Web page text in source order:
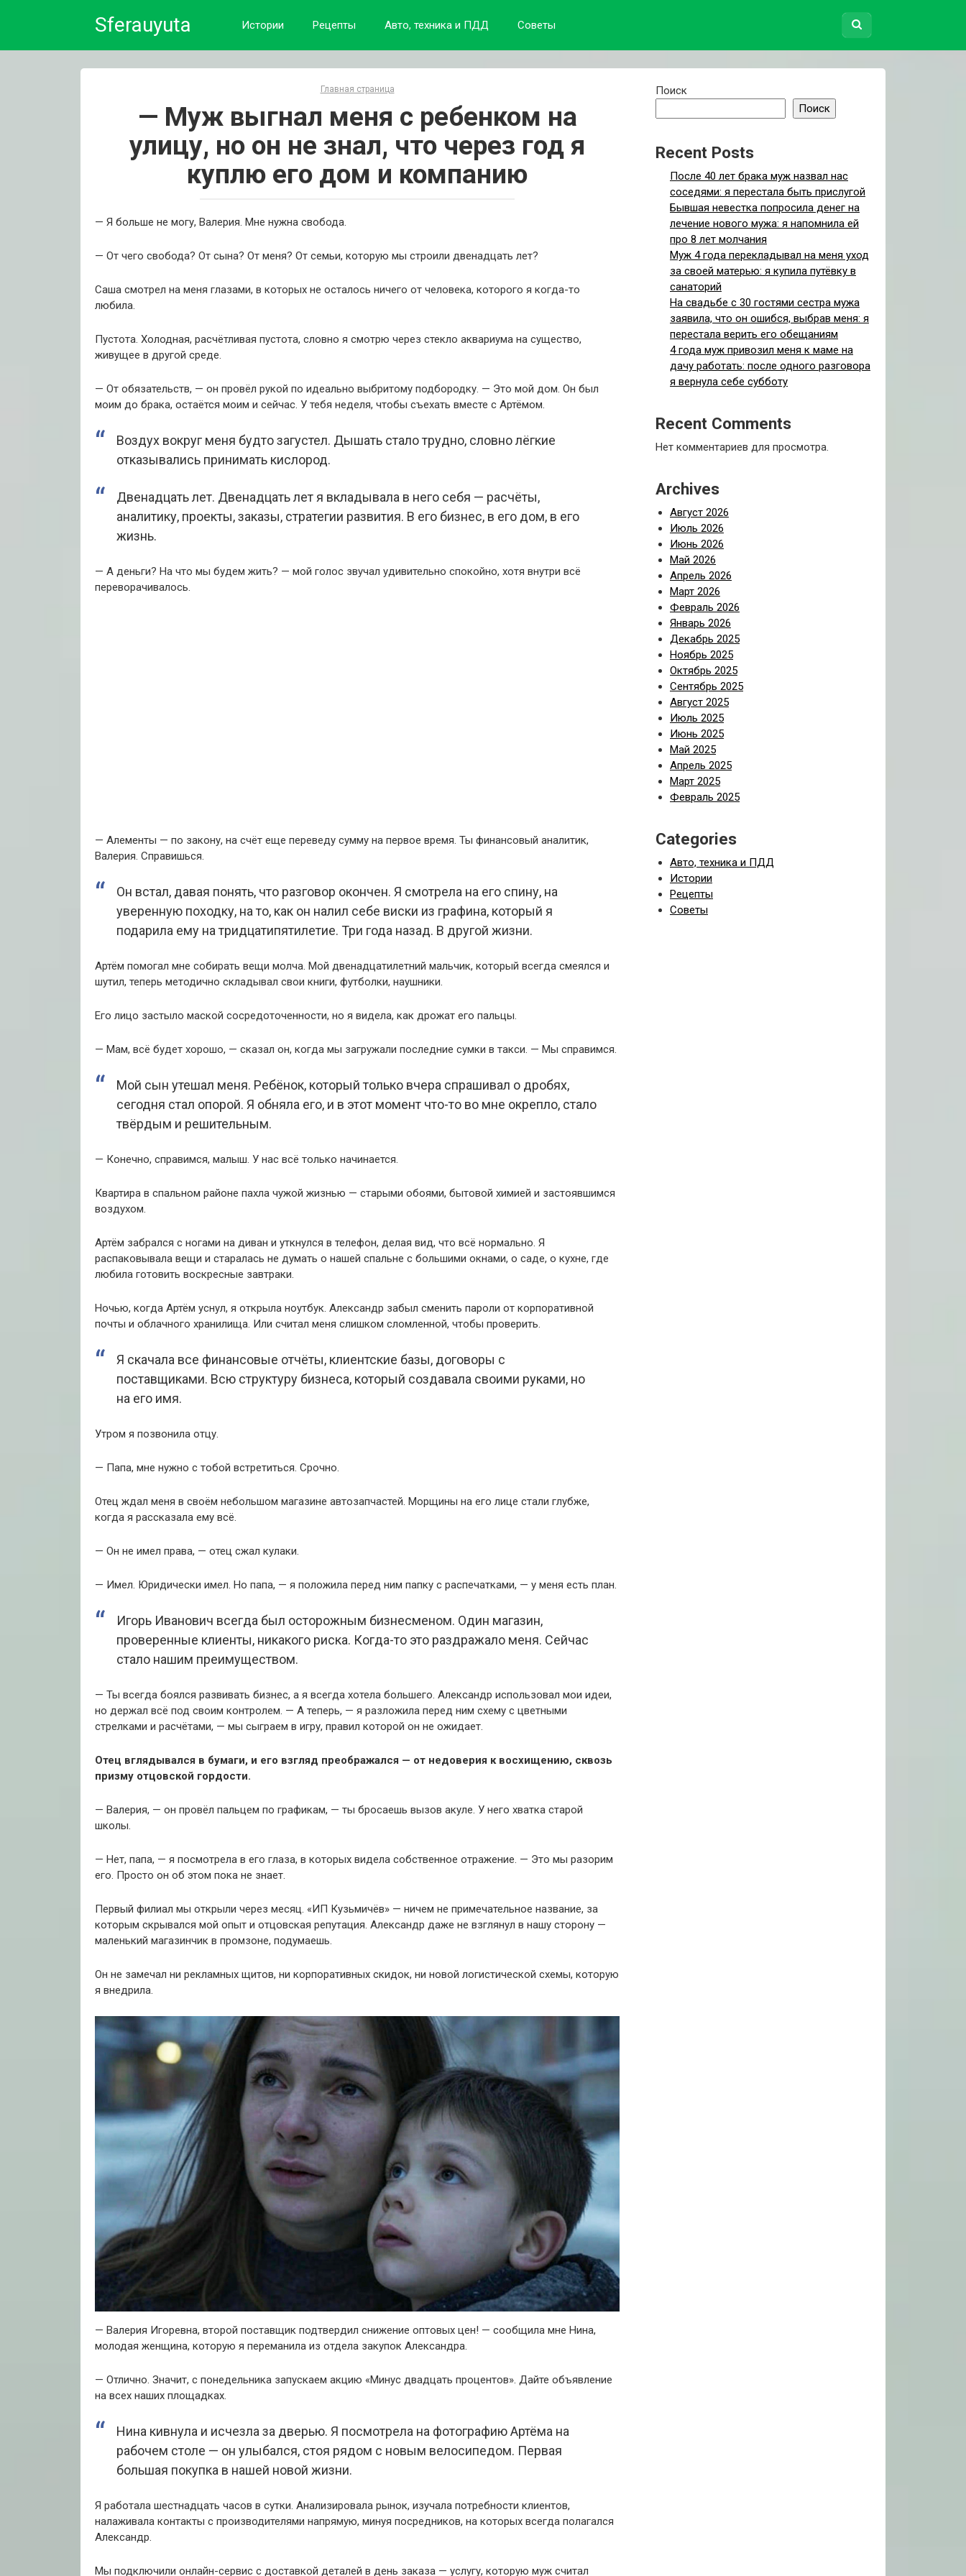
Sferauyuta Истории Рецепты Авто, техника и ПДД Советы
Главная страница
— Муж выгнал меня с ребенком на
улицу, но он не знал, что через год я
куплю его дом и компанию
— Я больше не могу, Валерия. Мне нужна свобода.
— От чего свобода? От сына? От меня? От семьи, которую мы строили двенадцать лет?
Саша смотрел на меня глазами, в которых не осталось ничего от человека, которого я когда-то
любила.
Пустота. Холодная, расчётливая пустота, словно я смотрю через стекло аквариума на существо,
живущее в другой среде.
— От обязательств, — он провёл рукой по идеально выбритому подбородку. — Это мой дом. Он был
моим до брака, остаётся моим и сейчас. У тебя неделя, чтобы съехать вместе с Артёмом.
Воздух вокруг меня будто загустел. Дышать стало трудно, словно лёгкие
отказывались принимать кислород.
Двенадцать лет. Двенадцать лет я вкладывала в него себя — расчёты,
аналитику, проекты, заказы, стратегии развития. В его бизнес, в его дом, в его
жизнь.
— А деньги? На что мы будем жить? — мой голос звучал удивительно спокойно, хотя внутри всё
переворачивалось.
— Алементы — по закону, на счёт еще переведу сумму на первое время. Ты финансовый аналитик,
Валерия. Справишься.
Он встал, давая понять, что разговор окончен. Я смотрела на его спину, на
уверенную походку, на то, как он налил себе виски из графина, который я
подарила ему на тридцатипятилетие. Три года назад. В другой жизни.
Артём помогал мне собирать вещи молча. Мой двенадцатилетний мальчик, который всегда смеялся и
шутил, теперь методично складывал свои книги, футболки, наушники.
Его лицо застыло маской сосредоточенности, но я видела, как дрожат его пальцы.
— Мам, всё будет хорошо, — сказал он, когда мы загружали последние сумки в такси. — Мы справимся.
Мой сын утешал меня. Ребёнок, который только вчера спрашивал о дробях,
сегодня стал опорой. Я обняла его, и в этот момент что-то во мне окрепло, стало
твёрдым и решительным.
— Конечно, справимся, малыш. У нас всё только начинается.
Квартира в спальном районе пахла чужой жизнью — старыми обоями, бытовой химией и застоявшимся
воздухом.
Артём забрался с ногами на диван и уткнулся в телефон, делая вид, что всё нормально. Я
распаковывала вещи и старалась не думать о нашей спальне с большими окнами, о саде, о кухне, где
любила готовить воскресные завтраки.
Ночью, когда Артём уснул, я открыла ноутбук. Александр забыл сменить пароли от корпоративной
почты и облачного хранилища. Или считал меня слишком сломленной, чтобы проверить.
Я скачала все финансовые отчёты, клиентские базы, договоры с
поставщиками. Всю структуру бизнеса, который создавала своими руками, но
на его имя.
Утром я позвонила отцу.
— Папа, мне нужно с тобой встретиться. Срочно.
Отец ждал меня в своём небольшом магазине автозапчастей. Морщины на его лице стали глубже,
когда я рассказала ему всё.
— Он не имел права, — отец сжал кулаки.
— Имел. Юридически имел. Но папа, — я положила перед ним папку с распечатками, — у меня есть план.
Игорь Иванович всегда был осторожным бизнесменом. Один магазин,
проверенные клиенты, никакого риска. Когда-то это раздражало меня. Сейчас
стало нашим преимуществом.
— Ты всегда боялся развивать бизнес, а я всегда хотела большего. Александр использовал мои идеи,
но держал всё под своим контролем. — А теперь, — я разложила перед ним схему с цветными
стрелками и расчётами, — мы сыграем в игру, правил которой он не ожидает.
Отец вглядывался в бумаги, и его взгляд преображался — от недоверия к восхищению, сквозь
призму отцовской гордости.
— Валерия, — он провёл пальцем по графикам, — ты бросаешь вызов акуле. У него хватка старой
школы.
— Нет, папа, — я посмотрела в его глаза, в которых видела собственное отражение. — Это мы разорим
его. Просто он об этом пока не знает.
Первый филиал мы открыли через месяц. «ИП Кузьмичёв» — ничем не примечательное название, за
которым скрывался мой опыт и отцовская репутация. Александр даже не взглянул в нашу сторону —
маленький магазинчик в промзоне, подумаешь.
Он не замечал ни рекламных щитов, ни корпоративных скидок, ни новой логистической схемы, которую
я внедрила.
— Валерия Игоревна, второй поставщик подтвердил снижение оптовых цен! — сообщила мне Нина,
молодая женщина, которую я переманила из отдела закупок Александра.
— Отлично. Значит, с понедельника запускаем акцию «Минус двадцать процентов». Дайте объявление
на всех наших площадках.
Нина кивнула и исчезла за дверью. Я посмотрела на фотографию Артёма на
рабочем столе — он улыбался, стоя рядом с новым велосипедом. Первая
большая покупка в нашей новой жизни.
Я работала шестнадцать часов в сутки. Анализировала рынок, изучала потребности клиентов,
налаживала контакты с производителями напрямую, минуя посредников, на которых всегда полагался
Александр.
Мы подключили онлайн-сервис с доставкой деталей в день заказа — услугу, которую муж считал
Поиск
Поиск
Recent Posts
После 40 лет брака муж назвал нас
соседями: я перестала быть прислугой
Бывшая невестка попросила денег на
лечение нового мужа: я напомнила ей
про 8 лет молчания
Муж 4 года перекладывал на меня уход
за своей матерью: я купила путёвку в
санаторий
На свадьбе с 30 гостями сестра мужа
заявила, что он ошибся, выбрав меня: я
перестала верить его обещаниям
4 года муж привозил меня к маме на
дачу работать: после одного разговора
я вернула себе субботу
Recent Comments
Нет комментариев для просмотра.
Archives
Август 2026
Июль 2026
Июнь 2026
Май 2026
Апрель 2026
Март 2026
Февраль 2026
Январь 2026
Декабрь 2025
Ноябрь 2025
Октябрь 2025
Сентябрь 2025
Август 2025
Июль 2025
Июнь 2025
Май 2025
Апрель 2025
Март 2025
Февраль 2025
Categories
Авто, техника и ПДД
Истории
Рецепты
Советы